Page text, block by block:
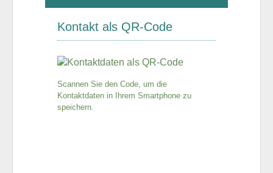
Kontakt als QR-Code
Scannen Sie den Code, um die
Kontaktdaten in Ihrem Smartphone zu
speichern.